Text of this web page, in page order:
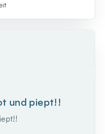
und piept!!